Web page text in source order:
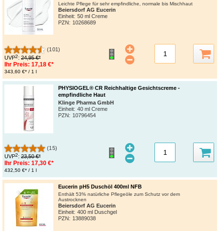
Leichte Pflege für sehr empfindliche, normale bis Mischhaut
Beiersdorf AG Eucerin
Einheit: 50 ml Creme
PZN: 10268689
(101)
UVP2: 24,95 €*
Ihr Preis: 17,18 €*
343,60 €* / 1 l
PHYSIOGEL® CR Reichhaltige Gesichtscreme -
empfindliche Haut
Klinge Pharma GmbH
Einheit: 40 ml Creme
PZN: 10796454
(15)
UVP2: 23,50 €*
Ihr Preis: 17,30 €*
432,50 €* / 1 l
Eucerin pH5 Duschöl 400ml NFB
Enthält 53% natürliche Pflegeöle zum Schutz vor dem
Austrocknen
Beiersdorf AG Eucerin
Einheit: 400 ml Duschgel
PZN: 13889038